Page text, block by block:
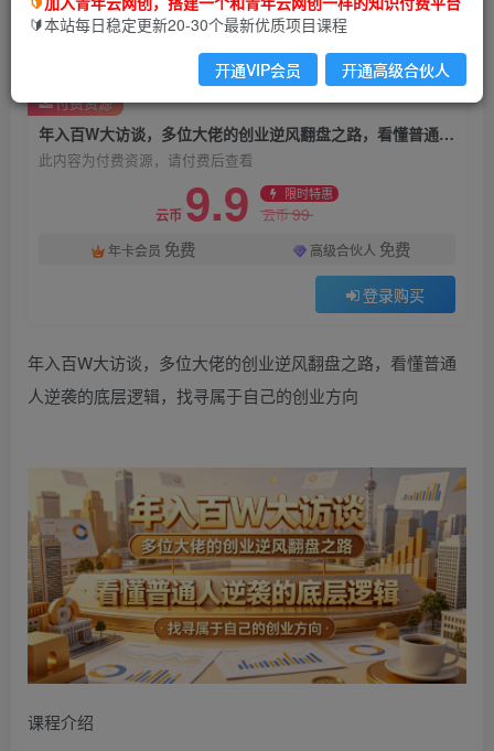
青年云网创
1个月前发布
2 0
年入百W大访谈，多位大佬的创业逆风翻盘之路，看懂普通人逆袭的底层逻辑，找寻属于自己的创业方向
此内容为付费资源，请付费后查看
云币 9.9 限时特惠
云币99
年卡会员 免费 高级合伙人 免费
登录购买
付费资源
年入百W大访谈，多位大佬的创业逆风翻盘之路，看懂普通
人逆袭的底层逻辑，找寻属于自己的创业方向
课程介绍
🔰本站每日稳定更新20-30个最新优质项目课程
开通VIP会员 开通高级合伙人